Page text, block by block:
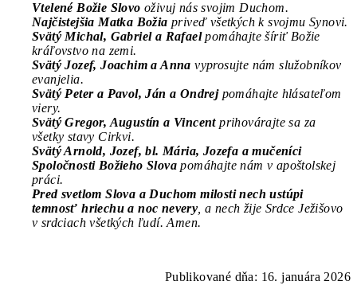
Vtelené Božie Slovo oživuj nás svojim Duchom.
Najčistejšia Matka Božia priveď všetkých k svojmu Synovi.
Svätý Michal, Gabriel a Rafaelpomáhajte šíriť Božie
kráľovstvo na zemi.
Svätý Jozef, Joachim a Anna vyprosujte nám služobníkov
evanjelia.
Svätý Peter a Pavol, Ján a Ondrejpomáhajte hlásateľom
viery.
Svätý Gregor, Augustín a Vincentprihovárajte sa za
všetky stavy Cirkvi.
Svätý Arnold, Jozef, bl. Mária, Jozefa a mučeníci
Spoločnosti Božieho Slova pomáhajte nám v apoštolskej
práci.
Pred svetlom Slova a Duchom milosti nech ustúpi
temnosť hriechu a noc nevery, a nech žije Srdce Ježišovo
v srdciach všetkých ľudí. Amen.
Publikované dňa: 16. januára 2026